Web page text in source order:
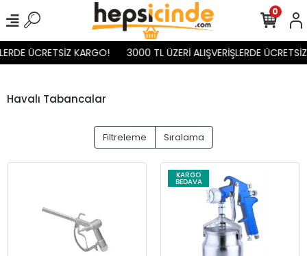
ÜCRETSİZ KARGO! 3000 TL ÜZERİ ALIŞVERİŞLERDE ÜCRETSİZ
0
Havalı Tabancalar
Filtreleme Sıralama
KARGO
BEDAVA